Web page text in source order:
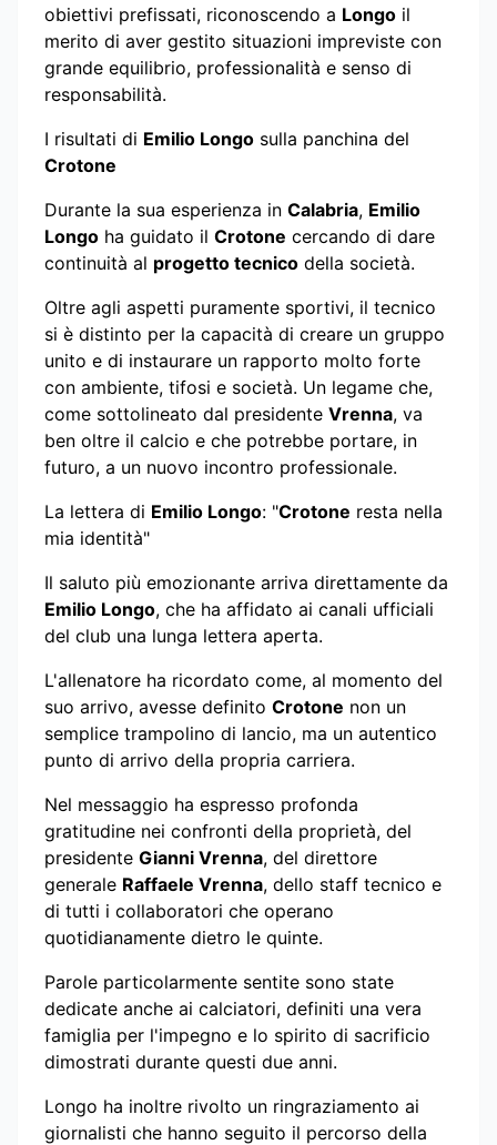
obiettivi prefissati, riconoscendo a Longo il
merito di aver gestito situazioni impreviste con
grande equilibrio, professionalità e senso di
responsabilità.
I risultati di Emilio Longo sulla panchina del
Crotone
Durante la sua esperienza in Calabria, Emilio
Longo ha guidato il Crotone cercando di dare
continuità al progetto tecnico della società.
Oltre agli aspetti puramente sportivi, il tecnico
si è distinto per la capacità di creare un gruppo
unito e di instaurare un rapporto molto forte
con ambiente, tifosi e società. Un legame che,
come sottolineato dal presidente Vrenna, va
ben oltre il calcio e che potrebbe portare, in
futuro, a un nuovo incontro professionale.
La lettera di Emilio Longo: "Crotone resta nella
mia identità"
Il saluto più emozionante arriva direttamente da
Emilio Longo, che ha affidato ai canali ufficiali
del club una lunga lettera aperta.
L'allenatore ha ricordato come, al momento del
suo arrivo, avesse definito Crotone non un
semplice trampolino di lancio, ma un autentico
punto di arrivo della propria carriera.
Nel messaggio ha espresso profonda
gratitudine nei confronti della proprietà, del
presidente Gianni Vrenna, del direttore
generale Raffaele Vrenna, dello staff tecnico e
di tutti i collaboratori che operano
quotidianamente dietro le quinte.
Parole particolarmente sentite sono state
dedicate anche ai calciatori, definiti una vera
famiglia per l'impegno e lo spirito di sacrificio
dimostrati durante questi due anni.
Longo ha inoltre rivolto un ringraziamento ai
giornalisti che hanno seguito il percorso della